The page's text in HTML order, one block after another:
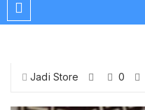
Jadi Store 0